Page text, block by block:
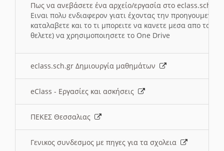
Πως να ανεβάσετε ένα αρχείο/εργασία στο eclass.sch.gr
Ειναι πολυ ενδιαφερον γιατι έχοντας την
καταλαβετε και το τι μπορειτε να κανετε μεσα απο το
θελετε) να χρησιμοποιησετε το One Drive
eclass.sch.gr Δημιουργία μαθημάτων
eClass - Εργασίες και ασκήσεις
ΠΕΚΕΣ Θεσσαλιας
Γενικος συνδεσμος με πηγες για τα σχολεια